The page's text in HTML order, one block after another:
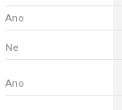
Ano
Ne
Ano